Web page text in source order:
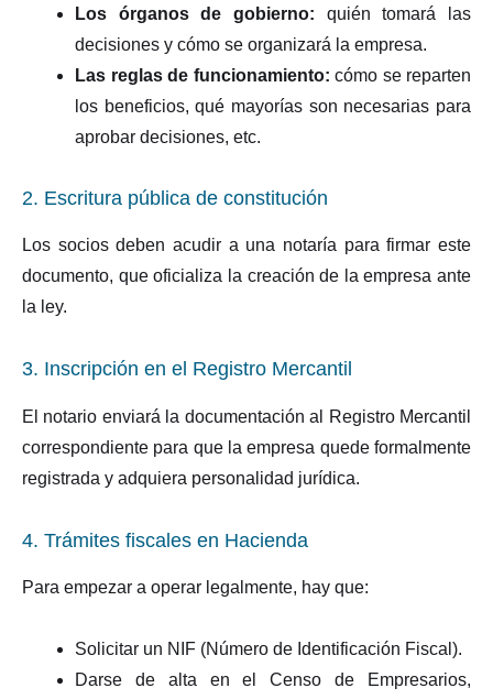
Los órganos de gobierno: quién tomará las
decisiones y cómo se organizará la empresa.
Las reglas de funcionamiento: cómo se reparten
los beneficios, qué mayorías son necesarias para
aprobar decisiones, etc.
2. Escritura pública de constitución
Los socios deben acudir a una notaría para firmar este
documento, que oficializa la creación de la empresa ante
la ley.
3. Inscripción en el Registro Mercantil
El notario enviará la documentación al Registro Mercantil
correspondiente para que la empresa quede formalmente
registrada y adquiera personalidad jurídica.
4. Trámites fiscales en Hacienda
Para empezar a operar legalmente, hay que:
Solicitar un NIF (Número de Identificación Fiscal).
Darse de alta en el Censo de Empresarios,